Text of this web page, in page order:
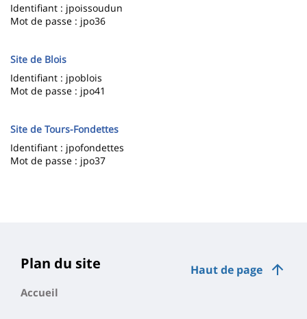
Identifiant : jpoissoudun
Mot de passe : jpo36
Site de Blois
Identifiant : jpoblois
Mot de passe : jpo41
Site de Tours-Fondettes
Identifiant : jpofondettes
Mot de passe : jpo37
Haut de page
Plan du site
Accueil